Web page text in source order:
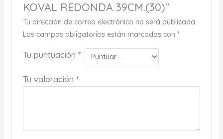
KOVAL REDONDA 39CM.(30)”
Tu dirección de correo electrónico no será publicada.
Los campos obligatorios están marcados con *
Tu puntuación *
Tu valoración *